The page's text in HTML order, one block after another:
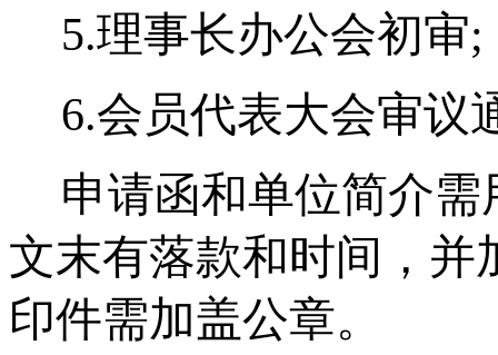
5.理事长办公会初审;
6.会员代表大会审议
申请函和单位简介
文末有落款和时间，并
印件需加盖公章。